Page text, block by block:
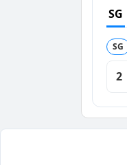
SG
SG
2